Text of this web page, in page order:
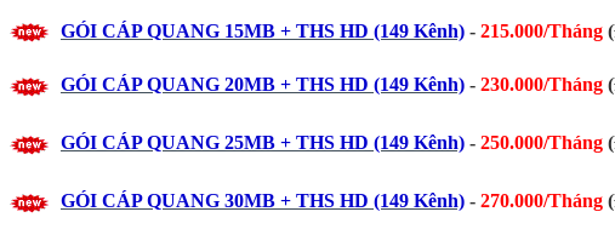
GÓI CÁP QUANG 15MB + THS HD (149 Kênh) - 215.000/Tháng
GÓI CÁP QUANG 20MB + THS HD (149 Kênh) - 230.000/Tháng
GÓI CÁP QUANG 25MB + THS HD (149 Kênh) - 250.000/Tháng
GÓI CÁP QUANG 30MB + THS HD (149 Kênh) - 270.000/Tháng